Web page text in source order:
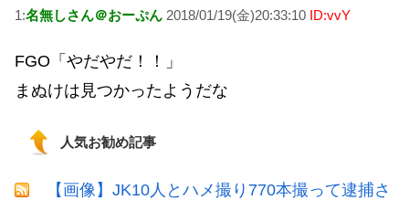
1:名無しさん＠おーぷん 2018/01/19(金)20:33:10 ID:vvY
FGO「やだやだ！！」
まぬけは見つかったようだな
人気お勧め記事
【画像】JK10人とハメ撮り770本撮って逮捕さ